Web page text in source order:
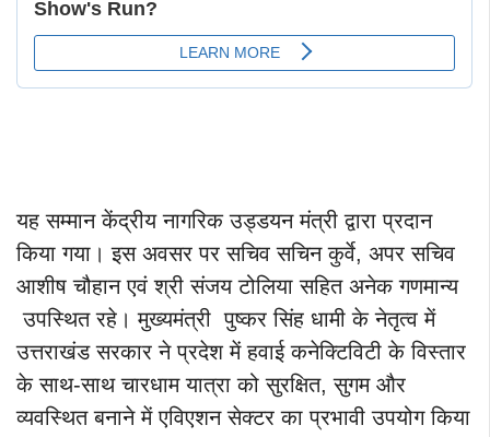
यह सम्मान केंद्रीय नागरिक उड्डयन मंत्री द्वारा प्रदान
किया गया। इस अवसर पर सचिव सचिन कुर्वे, अपर सचिव
आशीष चौहान एवं श्री संजय टोलिया सहित अनेक गणमान्य
उपस्थित रहे। मुख्यमंत्री पुष्कर सिंह धामी के नेतृत्व में
उत्तराखंड सरकार ने प्रदेश में हवाई कनेक्टिविटी के विस्तार
के साथ-साथ चारधाम यात्रा को सुरक्षित, सुगम और
व्यवस्थित बनाने में एविएशन सेक्टर का प्रभावी उपयोग किया